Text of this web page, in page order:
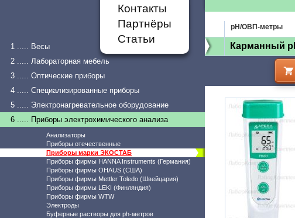
Контакты
Партнёры
Статьи
1 ..... Весы
2 ..... Лабораторная мебель
3 ..... Оптические приборы
4 ..... Специализированные приборы
5 ..... Электронагревательное оборудование
6 ..... Приборы электрохимического анализа
Анализаторы
Приборы отечественные
Приборы марки ЭКОСТАБ
Приборы фирмы HANNA Instruments (Германия)
Приборы фирмы OHAUS (США)
Приборы фирмы Mettler Toledo (Швейцария)
Приборы фирмы LEKI (Финляндия)
Приборы фирмы WTW
Электроды
Буферные растворы для ph-метров
рН/ОВП-метры
Карманный